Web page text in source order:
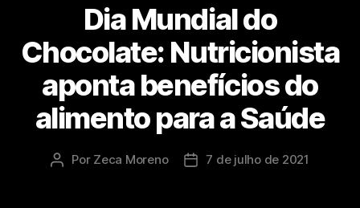
Dia Mundial do
Chocolate: Nutricionista
aponta benefícios do
alimento para a Saúde
Por Zeca Moreno 7 de julho de 2021